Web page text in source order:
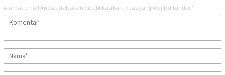
Alamat email Anda tidak akan dipublikasikan. Ruas yang wajib ditandai *